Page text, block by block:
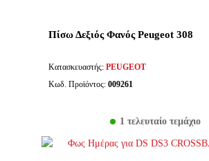
Πίσω Δεξιός Φανός Peugeot 308
Κατασκευαστής: PEUGEOT
Κωδ. Προϊόντος: 009261
1 τελευταίο τεμάχιο